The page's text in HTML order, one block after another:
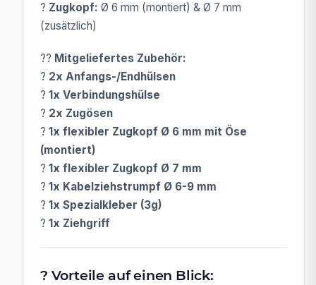
? Zugkopf: Ø 6 mm (montiert) & Ø 7 mm
(zusätzlich)
?? Mitgeliefertes Zubehör:
? 2x Anfangs-/Endhülsen
? 1x Verbindungshülse
? 2x Zugösen
? 1x flexibler Zugkopf Ø 6 mm mit Öse
(montiert)
? 1x flexibler Zugkopf Ø 7 mm
? 1x Kabelziehstrumpf Ø 6-9 mm
? 1x Spezialkleber (3g)
? 1x Ziehgriff
? Vorteile auf einen Blick: